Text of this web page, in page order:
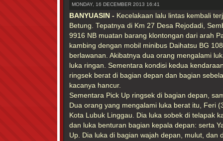
MONDAY, 16 DECEMBER 2013 16:41
BANYUASIN - Kecelakaan lalu lintas kembali
Betung. Tepatnya di Km 27 Desa Rejodadi,
9916 NB muatan barang klontongan dari arah
kambing dengan mobil minibus Daihatsu BG
berlawanan. Akibatnya dua orang mengalami
luka ringan. Sementara kondisi kedua
ringsek berat di bagian depan dan bagian
kacanya hancur.
Sementara Pick Up ringsek di bagian depan,
Dua orang yang mengalami luka berat itu, Feri
Kota Lubuk Linggau. Dia luka sobek di telapak
dan luka benturan bagian kepala depan: serta
Up. Dia luka di bagian wajah depan, mulut, dan